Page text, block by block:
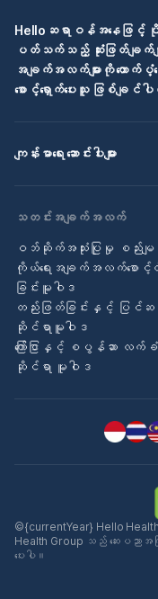
Helloဆရာဝန်အနေဖြင့် ပိုမို
ပတ်သက်သည့် ဆုံးဖြတ်ချက်မျာ
အချက်အလက်များကို ထောက်ပံ့
စောင့်ရှောက်ပေးသူ ဖြစ်ချင်
ကျန်းမာရေး ဆောင်းပါးများ
သတင်းအချက်အလက်
ဝဘ်ဆိုက်အသုံးပြုမှု စည်းမျဉ်း
ကိုယ်ရေးအချက်အလက်စောင့်
ခြင်းမူဝါဒ
တည်းဖြတ်ခြင်းနှင့် ပြင်ဆ
ဆိုင်ရာမူဝါဒ
ကြော်ငြာနှင့် စပွန်ဆာ လက်ခံ
ဆိုင်ရာ မူဝါဒ
©{currentYear} Hello
Health Group သည် ဆေးပညာအက
ပေးပါ။